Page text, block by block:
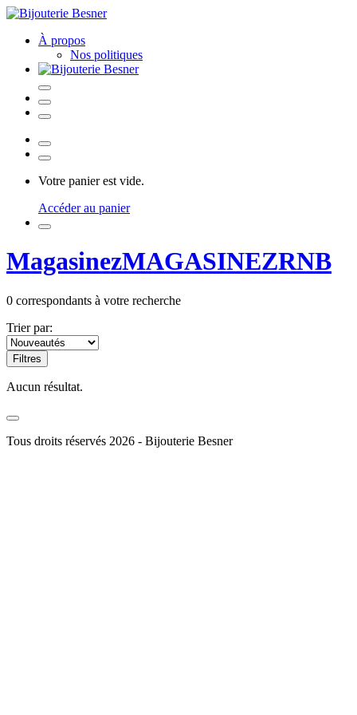
À propos
Nos politiques
Votre panier est vide.
Accéder au panier
MagasinezMAGASINEZRNB
0 correspondants à votre recherche
Trier par:
Filtres
Aucun résultat.
Tous droits réservés 2026 - Bijouterie Besner